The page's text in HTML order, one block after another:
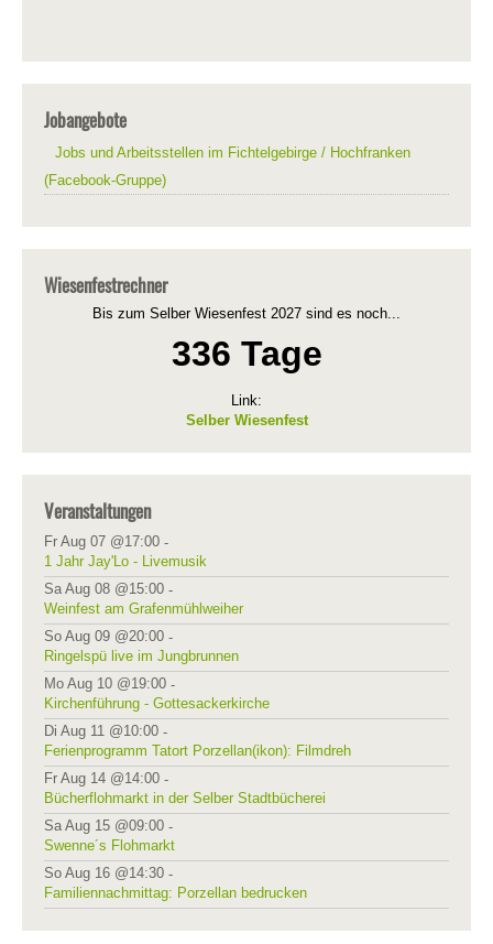
Jobangebote
Jobs und Arbeitsstellen im Fichtelgebirge / Hochfranken
(Facebook-Gruppe)
Wiesenfestrechner
Bis zum Selber Wiesenfest 2027 sind es noch...
336 Tage
Link:
Selber Wiesenfest
Veranstaltungen
Fr Aug 07 @17:00 -
1 Jahr Jay'Lo - Livemusik
Sa Aug 08 @15:00 -
Weinfest am Grafenmühlweiher
So Aug 09 @20:00 -
Ringelspü live im Jungbrunnen
Mo Aug 10 @19:00 -
Kirchenführung - Gottesackerkirche
Di Aug 11 @10:00 -
Ferienprogramm Tatort Porzellan(ikon): Filmdreh
Fr Aug 14 @14:00 -
Bücherflohmarkt in der Selber Stadtbücherei
Sa Aug 15 @09:00 -
Swenne´s Flohmarkt
So Aug 16 @14:30 -
Familiennachmittag: Porzellan bedrucken